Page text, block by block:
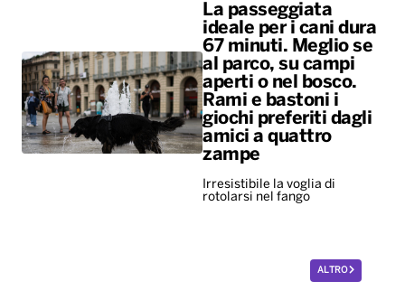
La passeggiata
ideale per i cani dura
67 minuti. Meglio se
al parco, su campi
aperti o nel bosco.
Rami e bastoni i
giochi preferiti dagli
amici a quattro
zampe
Irresistibile la voglia di
rotolarsi nel fango
ALTRO